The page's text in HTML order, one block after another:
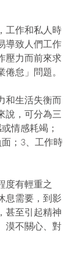
工作和私人時
導致人們工作
壓力而前來求
怠」問題。
和生活失衡而
說，可分為三
情感耗竭；
；3、工作時
度有輕重之
息需要，到影
甚至引起精神
漠不關心、對